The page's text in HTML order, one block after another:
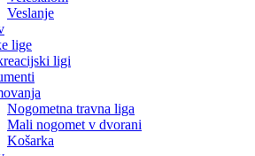
Veslanje
lige
ligi
Nogometna travna liga
Mali nogomet v dvorani
Košarka